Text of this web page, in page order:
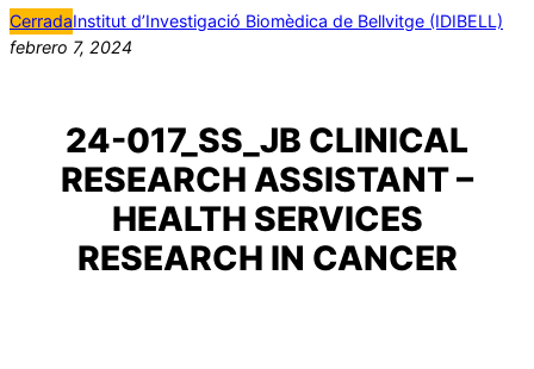
CerradaInstitut d’Investigació Biomèdica de Bellvitge (IDIBELL)
febrero 7, 2024
24-017_SS_JB CLINICAL
RESEARCH ASSISTANT –
HEALTH SERVICES
RESEARCH IN CANCER